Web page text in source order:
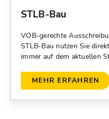
STLB-Bau
VOB-gerechte
STLB-Bau nutzen Sie
immer auf dem aktuellen
MEHR ERFAHREN